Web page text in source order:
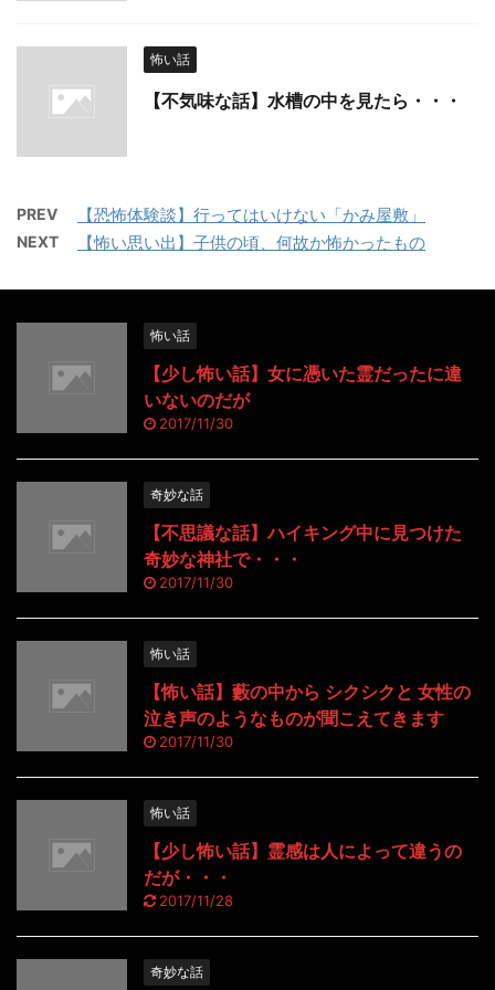
怖い話
【不気味な話】水槽の中を見たら・・・
PREV 【恐怖体験談】行ってはいけない「かみ屋敷」
NEXT 【怖い思い出】子供の頃、何故か怖かったもの
怖い話
【少し怖い話】女に憑いた霊だったに違
いないのだが
2017/11/30
奇妙な話
【不思議な話】ハイキング中に見つけた
奇妙な神社で・・・
2017/11/30
怖い話
【怖い話】藪の中から シクシクと 女性の
泣き声のようなものが聞こえてきます
2017/11/30
怖い話
【少し怖い話】霊感は人によって違うの
だが・・・
2017/11/28
奇妙な話